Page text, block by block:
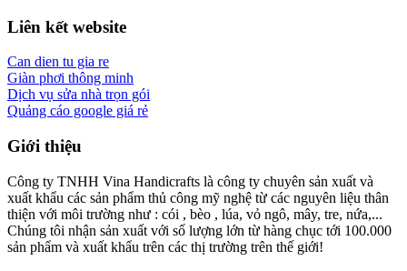
Liên kết website
Can dien tu gia re
Giàn phơi thông minh
Dịch vụ sửa nhà trọn gói
Quảng cáo google giá rẻ
Giới thiệu
Công ty TNHH Vina Handicrafts là công ty chuyên sản xuất và
xuất khẩu các sản phẩm thủ công mỹ nghệ từ các nguyên liệu thân
thiện với môi trường như : cói , bèo , lúa, vỏ ngô, mây, tre, nứa,...
Chúng tôi nhận sản xuất với số lượng lớn từ hàng chục tới 100.000
sản phẩm và xuất khẩu trên các thị trường trên thế giới!